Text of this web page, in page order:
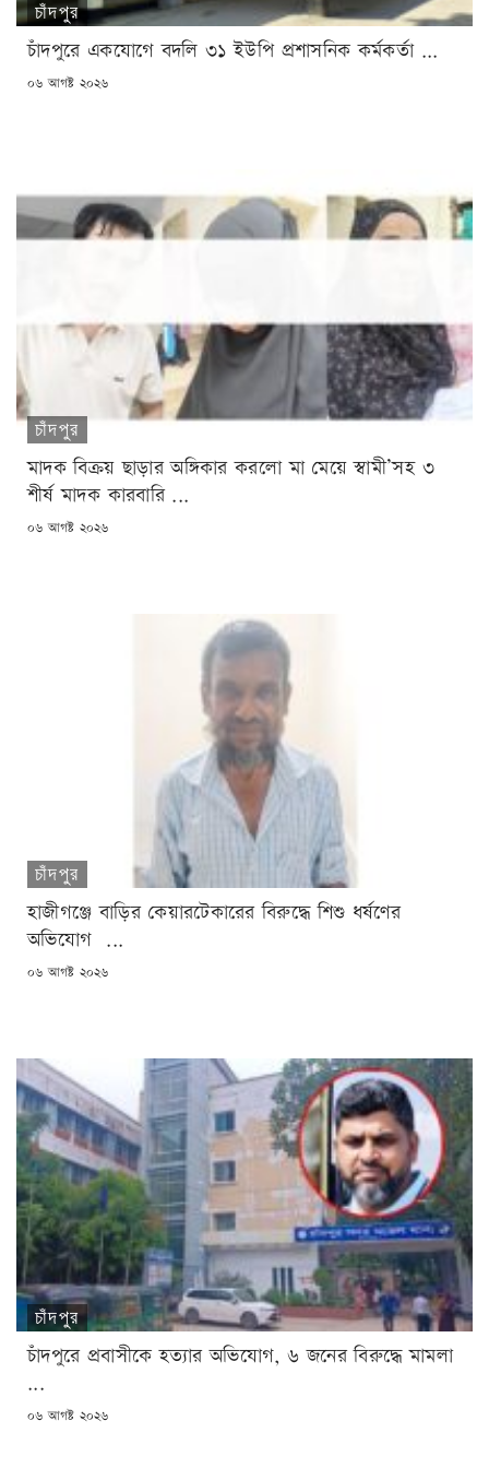
চাঁদপুর
চাঁদপুরে একযোগে বদলি ৩১ ইউপি প্রশাসনিক কর্মকর্তা ...
POSTED
০৬ আগষ্ট ২০২৬
চাঁদপুর
মাদক বিক্রয় ছাড়ার অঙ্গিকার করলো মা মেয়ে স্বামী’সহ ৩
শীর্ষ মাদক কারবারি ...
POSTED
০৬ আগষ্ট ২০২৬
চাঁদপুর
হাজীগঞ্জে বাড়ির কেয়ারটেকারের বিরুদ্ধে শিশু ধর্ষণের
অভিযোগ ...
POSTED
০৬ আগষ্ট ২০২৬
চাঁদপুর
চাঁদপুরে প্রবাসীকে হত্যার অভিযোগ, ৬ জনের বিরুদ্ধে মামলা
...
POSTED
০৬ আগষ্ট ২০২৬